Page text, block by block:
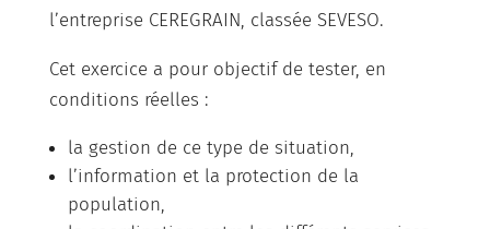
l’entreprise CEREGRAIN, classée SEVESO.
Cet exercice a pour objectif de tester, en
conditions réelles :
la gestion de ce type de situation,
l’information et la protection de la
population,